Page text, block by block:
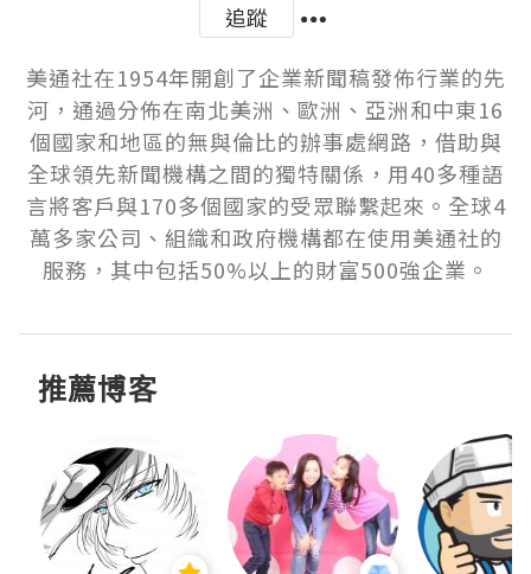
追蹤
美通社在1954年開創了企業新聞稿發佈行業的先
河，通過分佈在南北美洲、歐洲、亞洲和中東16
個國家和地區的無與倫比的辦事處網路，借助與
全球領先新聞機構之間的獨特關係，用40多種語
言將客戶與170多個國家的受眾聯繫起來。全球4
萬多家公司、組織和政府機構都在使用美通社的
服務，其中包括50%以上的財富500強企業。
推薦博客